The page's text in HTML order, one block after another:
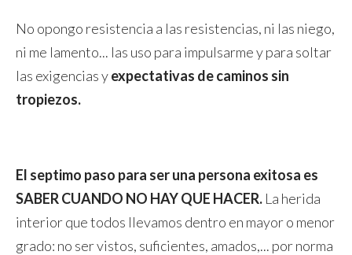
No opongo resistencia a las resistencias, ni las niego,
ni me lamento... las uso para impulsarme y para soltar
las exigencias yexpectativas de caminos sin
tropiezos.
El septimo paso para ser una persona exitosa es
SABER CUANDO NO HAY QUE HACER. La herida
interior que todos llevamos dentro en mayor o menor
grado: no ser vistos, suficientes, amados,... por norma